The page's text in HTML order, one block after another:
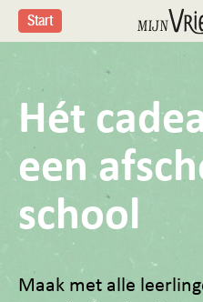
Start
Hét
een
school
Maak met alle